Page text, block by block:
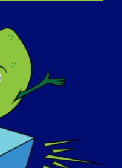
correria e
fazer!
Interviews"
ser
entrevista,
www.lgmd-